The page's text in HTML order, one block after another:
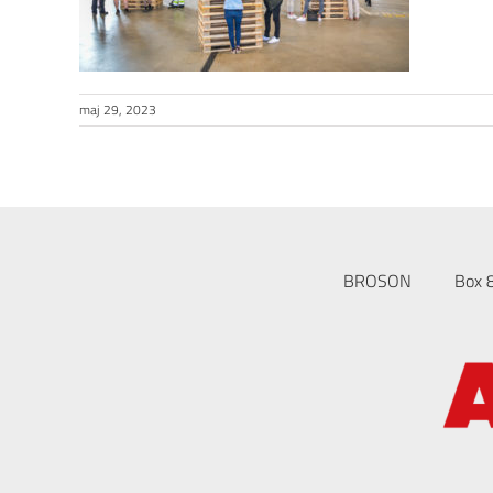
maj 29, 2023
BROSON Box